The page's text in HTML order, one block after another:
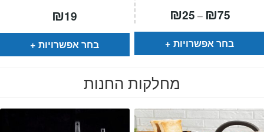
₪19
בחר אפשרויות
₪25 – ₪75טווח
מחירים:
⁦₪25⁩
עד
בחר אפשרויות
מחלקות החנות